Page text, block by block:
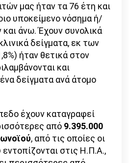
μας ήταν τα 76 έτη και
υποκείμενο νόσημα ή/
και άνω. Έχουν συνολικά
δείγματα, εκ των
ήταν θετικά στον
και
δείγματα ανά άτομο
έχουν καταγραφεί
από 9.395.000
, από τις οποίες οι
στις Η.Π.Α.,